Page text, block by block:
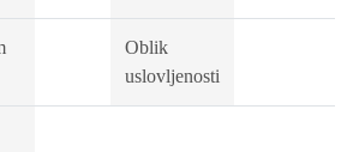
Oblik
uslovljenosti